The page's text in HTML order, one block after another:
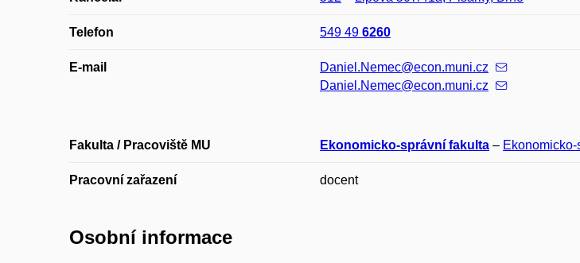
Telefon 549 49 6260
E-mail
Daniel.Nemec@econ.muni.cz
Daniel.Nemec@econ.muni.cz
Fakulta / Pracoviště MU Ekonomicko-správní fakulta –
Pracovní zařazení docent
Osobní informace